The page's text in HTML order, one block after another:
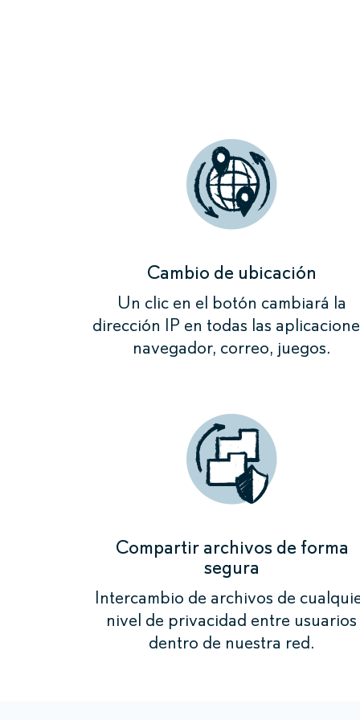
Al
dirección
Cambio de ubicación
Un clic en el botón cambiará la
dirección IP en todas las
navegador, correo, juegos.
Compartir archivos de forma
segura
Intercambio de archivos de
nivel de privacidad entre usuarios
dentro de nuestra red.